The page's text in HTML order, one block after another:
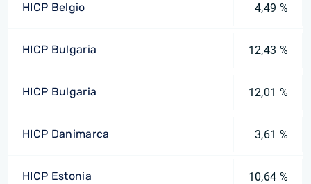
HICP Belgio 4,49 %
HICP Bulgaria 12,43 %
HICP Bulgaria 12,01 %
HICP Danimarca 3,61 %
HICP Estonia 10,64 %